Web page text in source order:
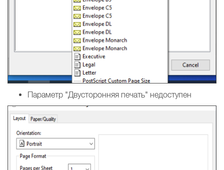
Параметр "Двусторонняя печать" недоступен